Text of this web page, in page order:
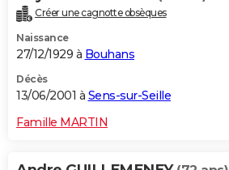
Créer une cagnotte obsèques
Naissance
27/12/1929 à Bouhans
Décès
13/06/2001 à Sens-sur-Seille
Famille MARTIN